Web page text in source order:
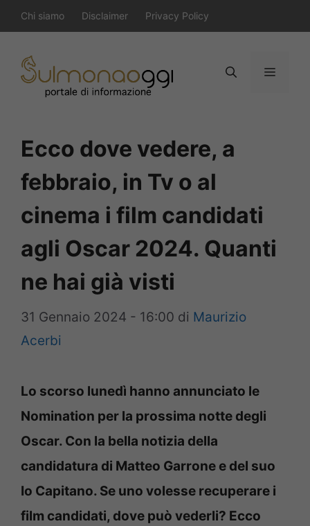
al
contenuto
Chi siamo Disclaimer Privacy Policy
Menu
Ecco dove vedere, a
febbraio, in Tv o al
cinema i film candidati
agli Oscar 2024. Quanti
ne hai già visti
31 Gennaio 2024 - 16:00 di Maurizio
Acerbi
Lo scorso lunedì hanno annunciato le
Nomination per la prossima notte degli
Oscar. Con la bella notizia della
candidatura di Matteo Garrone e del suo
Io Capitano. Se uno volesse recuperare i
film candidati, dove può vederli? Ecco